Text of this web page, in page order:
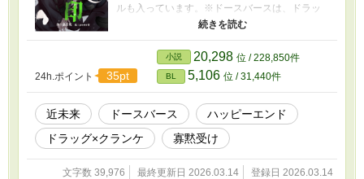
ルも入っています。※ドースバースは、ドラッ
グ・クランケ・ノーマルがいる派生バースで
ただこの作品自体は、ドースバースをご存じな
くとも問題なくご覧頂けます。ハッピーエンド
です。個人誌からの再録です。
24h.ポイント 35pt
小説 20,298 位 / 228,850件
BL 5,106 位 / 31,440件
近未来 ドースバース
ハッピーエンド
ドラッグ×クランケ
寡黙受け
文字数 39,976 最終更新日 2026.03.14 登録日 2026.03.14